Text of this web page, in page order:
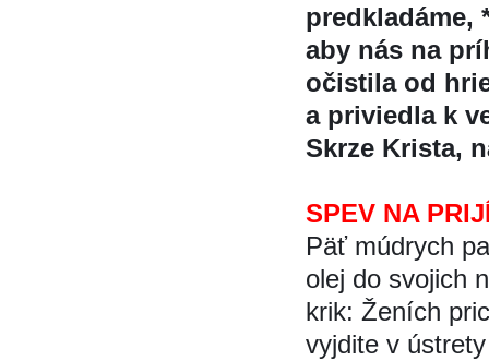
predkladáme,
aby nás na
očistila od
a priviedla k
Skrze Krista,
SPEV NA
Päť múdrych
olej do svojich
krik: Ženích
vyjdite v